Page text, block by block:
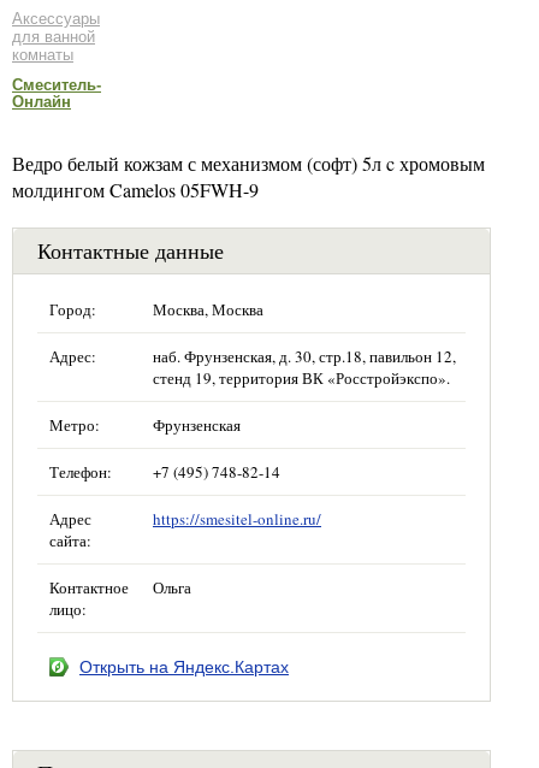
Аксессуары
для ванной
комнаты
Смеситель-
Онлайн
Ведро белый кожзам с механизмом (софт) 5л c хромовым
молдингом Camelos 05FWH-9
Контактные данные
Город: Москва, Москва
Адрес:
наб. Фрунзенская, д. 30, стр.18, павильон 12,
стенд 19, территория ВК «Росстройэкспо».
Метро: Фрунзенская
Телефон: +7 (495) 748-82-14
Адрес
сайта:
https://smesitel-online.ru/
Контактное
лицо:
Ольга
Открыть на Яндекс.Картах